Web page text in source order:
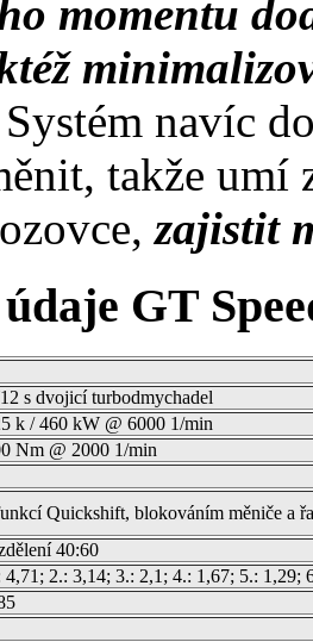
momentu
Systém navíc
takže umí
zajistit
GT
s dvojicí turbodmychadel
k / 460 kW @ 6000 1/min
Nm @ 2000 1/min
Quickshift, blokováním měniče a
40:60
4,71; 2.: 3,14; 3.: 2,1; 4.: 1,67; 5.: 1,29;